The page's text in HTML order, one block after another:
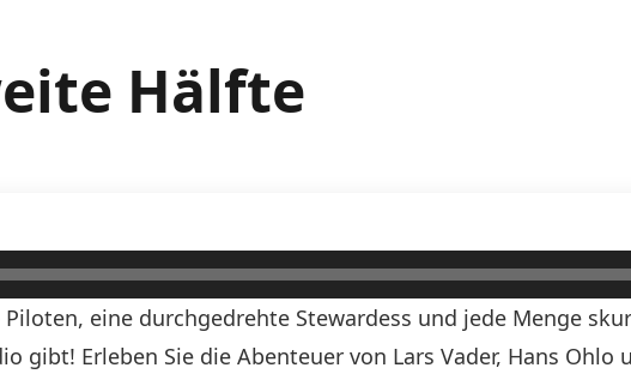
Hälfte
eine durchgedrehte Stewardess und jede Menge
gibt! Erleben Sie die Abenteuer von Lars Vader, Hans Ohlo